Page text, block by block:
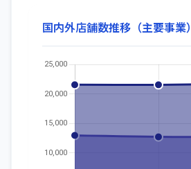
国内外店舗数推移（主要事業）